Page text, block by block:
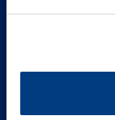
Vittoria
20149 Milano